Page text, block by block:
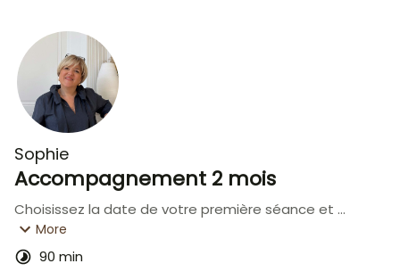
Sophie
Accompagnement 2 mois
Choisissez la date de votre première séance et
réservez votre accompagnement complet de 2 mois
comprenant 5 séances d'1h à 1h30.
More
90 min